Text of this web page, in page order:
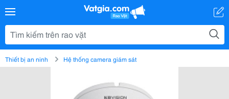
Thiết bị an ninh Hệ thống camera giám sát